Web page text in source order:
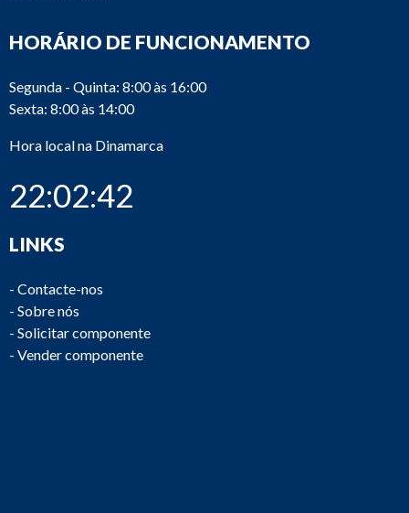
HORÁRIO DE FUNCIONAMENTO
Segunda - Quinta: 8:00 às 16:00
Sexta: 8:00 às 14:00
Hora local na Dinamarca
22:02:42
LINKS
- Contacte-nos
- Sobre nós
- Solicitar componente
- Vender componente